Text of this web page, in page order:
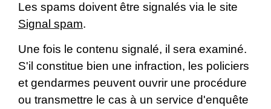
Les spams doivent être signalés via le site
Signal spam.
Une fois le contenu signalé, il sera examiné.
S'il constitue bien une infraction, les policiers
et gendarmes peuvent ouvrir une procédure
ou transmettre le cas à un service d'enquête